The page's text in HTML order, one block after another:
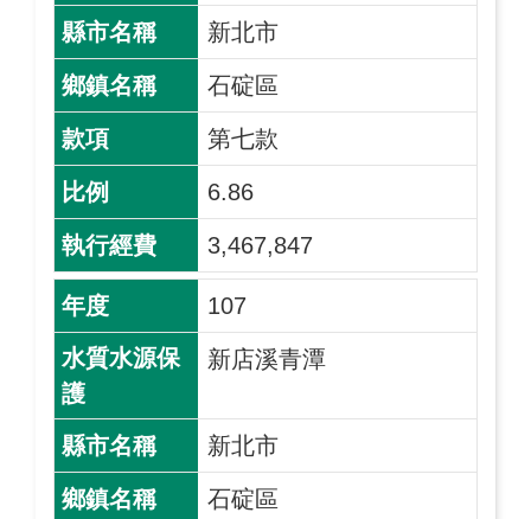
新北市
石碇區
第七款
6.86
3,467,847
107
新店溪青潭
新北市
石碇區